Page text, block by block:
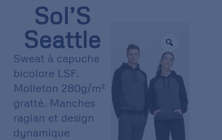
Sol’S
Seattle
Sweat à capuche
bicolore LSF.
Molleton 280g/m²
gratté. Manches
raglan et design
dynamique